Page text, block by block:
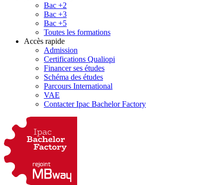
Bac +2
Bac +3
Bac +5
Toutes les formations
Accès rapide
Admission
Certifications Qualiopi
Financer ses études
Schéma des études
Parcours International
VAE
Contacter Ipac Bachelor Factory